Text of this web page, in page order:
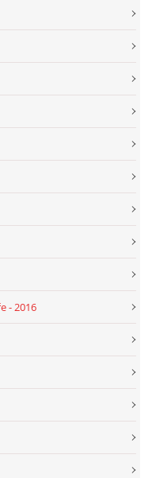
Aktualizováno: 1. 8. 2026
- 2016